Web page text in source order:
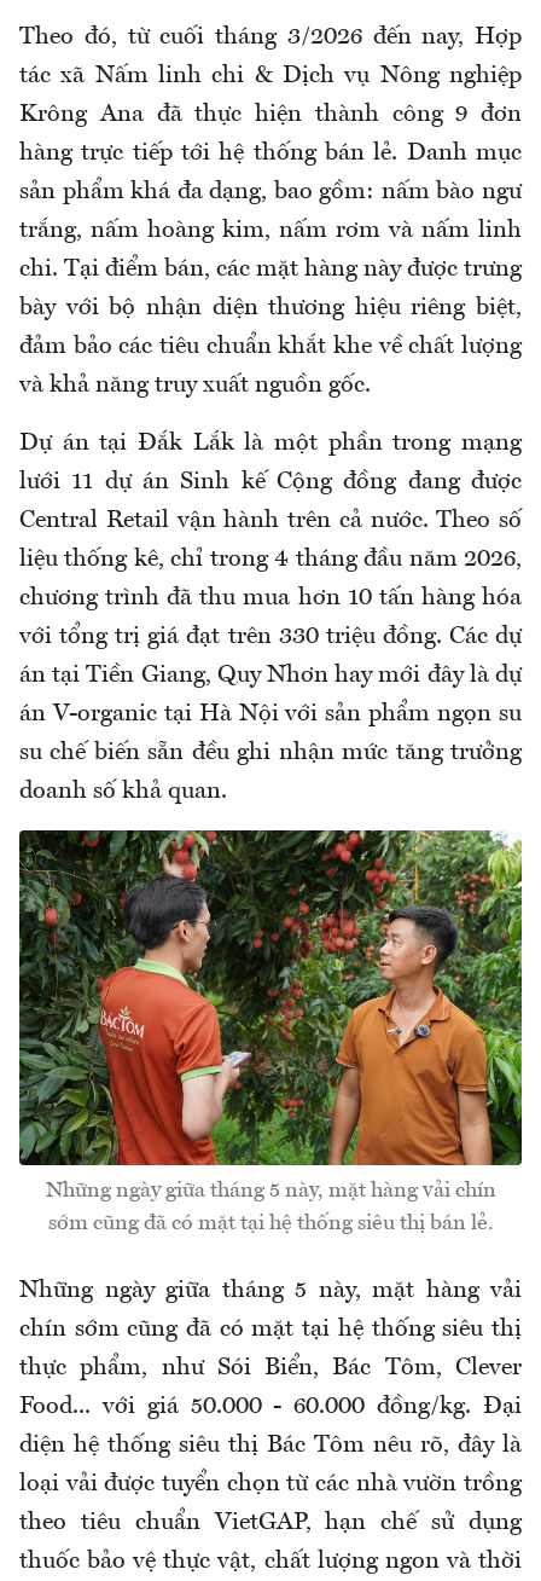
Theo đó, từ cuối tháng 3/2026 đến nay, Hợp
tác xã Nấm linh chi & Dịch vụ Nông nghiệp
Krông Ana đã thực hiện thành công 9 đơn
hàng trực tiếp tới hệ thống bán lẻ. Danh mục
sản phẩm khá đa dạng, bao gồm: nấm bào ngư
trắng, nấm hoàng kim, nấm rơm và nấm linh
chi. Tại điểm bán, các mặt hàng này được trưng
bày với bộ nhận diện thương hiệu riêng biệt,
đảm bảo các tiêu chuẩn khắt khe về chất lượng
và khả năng truy xuất nguồn gốc.
Dự án tại Đắk Lắk là một phần trong mạng
lưới 11 dự án Sinh kế Cộng đồng đang được
Central Retail vận hành trên cả nước. Theo số
liệu thống kê, chỉ trong 4 tháng đầu năm 2026,
chương trình đã thu mua hơn 10 tấn hàng hóa
với tổng trị giá đạt trên 330 triệu đồng. Các dự
án tại Tiền Giang, Quy Nhơn hay mới đây là dự
án V-organic tại Hà Nội với sản phẩm ngọn su
su chế biến sẵn đều ghi nhận mức tăng trưởng
doanh số khả quan.
Những ngày giữa tháng 5 này, mặt hàng vải chín
sớm cũng đã có mặt tại hệ thống siêu thị bán lẻ.
Những ngày giữa tháng 5 này, mặt hàng vải
chín sớm cũng đã có mặt tại hệ thống siêu thị
thực phẩm, như Sói Biển, Bác Tôm, Clever
Food... với giá 50.000 - 60.000 đồng/kg. Đại
diện hệ thống siêu thị Bác Tôm nêu rõ, đây là
loại vải được tuyển chọn từ các nhà vườn trồng
theo tiêu chuẩn VietGAP, hạn chế sử dụng
thuốc bảo vệ thực vật, chất lượng ngon và thời